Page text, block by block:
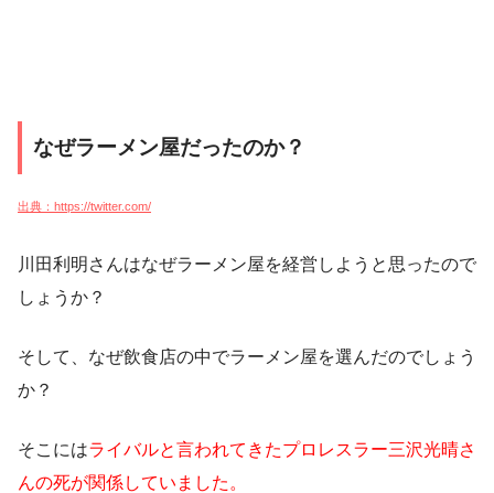
なぜラーメン屋だったのか？
出典：https://twitter.com/
川田利明さんはなぜラーメン屋を経営しようと思ったので
しょうか？
そして、なぜ飲食店の中でラーメン屋を選んだのでしょう
か？
そこにはライバルと言われてきたプロレスラー三沢光晴さ
んの死が関係していました。